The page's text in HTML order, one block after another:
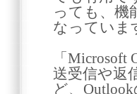
っても、機
なっていま
「
送受信や返
ど、